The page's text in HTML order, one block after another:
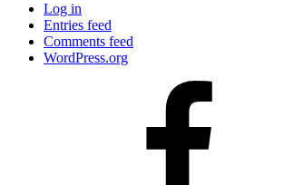
Log in
Entries feed
Comments feed
WordPress.org